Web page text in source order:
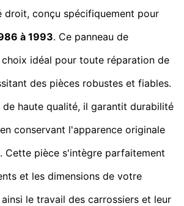
droit, conçu spécifiquement pour
à 1993. Ce panneau de
idéal pour toute réparation de
des pièces robustes et fiables.
de haute qualité, il garantit durabilité
conservant l'apparence originale
Cette pièce s'intègre parfaitement
et les dimensions de votre
le travail des carrossiers et leur